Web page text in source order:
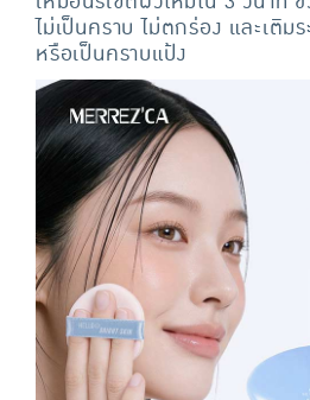
ไม่เป็นคราบ ไม่ตกร่อง และเติม
หรือเป็นคราบแป้ง